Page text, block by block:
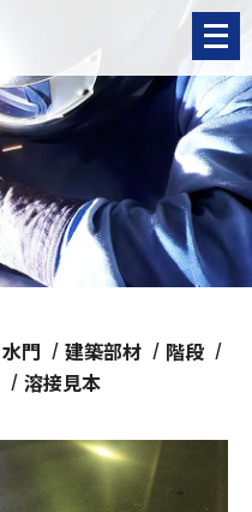
メ
ニ
ュ
ー
を
開
く
水門 建築部材
階段
溶接見本